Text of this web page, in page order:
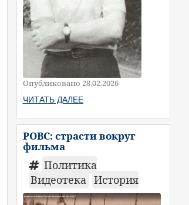
Опубликовано 28.02.2026
ЧИТАТЬ ДАЛЕЕ
РОВС: страсти вокруг
фильма
Политика
Видеотека История